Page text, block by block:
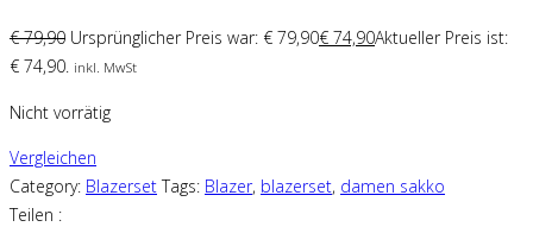
€79,90 Ursprünglicher Preis war: € 79,90€ 74,90Aktueller Preis ist:
€ 74,90. inkl. MwSt
Nicht vorrätig
Vergleichen
Category: Blazerset Tags: Blazer, blazerset, damen sakko
Teilen :